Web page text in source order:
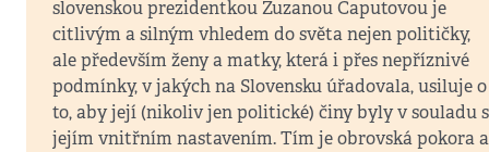
slovenskou prezidentkou Zuzanou Čaputovou je
citlivým a silným vhledem do světa nejen političky,
ale především ženy a matky, která i přes nepříznivé
podmínky, v jakých na Slovensku úřadovala, usiluje o
to, aby její (nikoliv jen politické) činy byly v souladu s
jejím vnitřním nastavením. Tím je obrovská pokora a